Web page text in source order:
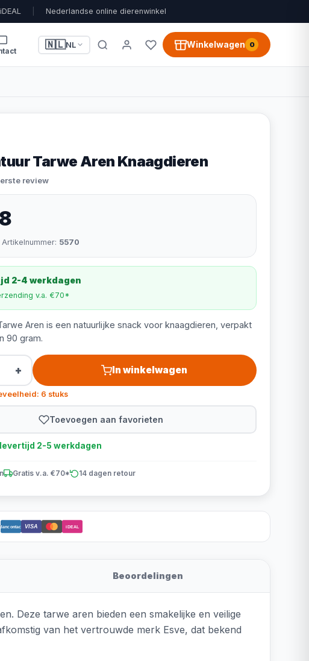
Nederlandse online dierenwinkel
🇳🇱NL Winkelwagen 0
Tarwe Aren Knaagdieren
review
5570
2-4 werkdagen
v.a. €70*
Aren is een natuurlijke snack voor knaagdieren, verpakt
90 gram.
+ In winkelwagen
6 stuks
Toevoegen aan favorieten
2-5 werkdagen
Gratis v.a. €70* 14 dagen retour
VISA iDEAL
Beoordelingen
Deze tarwe aren bieden een smakelijke en veilige
van het vertrouwde merk Esve, dat bekend